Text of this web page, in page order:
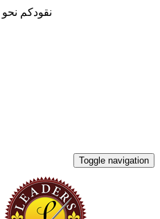
نقودكم
Toggle navigation